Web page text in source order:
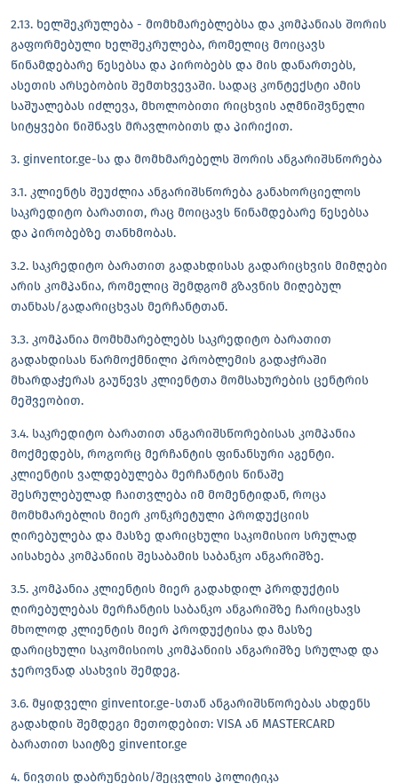
2.13. ხელშეკრულება - მომხმარებლებსა და კომპანიას შორის
გაფორმებული ხელშეკრულება, რომელიც მოიცავს
წინამდებარე წესებსა და პირობებს და მის დანართებს,
ასეთის არსებობის შემთხვევაში. სადაც კონტექსტი ამის
საშუალებას იძლევა, მხოლობითი რიცხვის აღმნიშვნელი
სიტყვები ნიშნავს მრავლობითს და პირიქით.
3. ginventor.ge-სა და მომხმარებელს შორის ანგარიშსწორება
3.1. კლიენტს შეუძლია ანგარიშსწორება განახორციელოს
საკრედიტო ბარათით, რაც მოიცავს წინამდებარე წესებსა
და პირობებზე თანხმობას.
3.2. საკრედიტო ბარათით გადახდისას გადარიცხვის მიმღები
არის კომპანია, რომელიც შემდგომ გზავნის მიღებულ
თანხას/გადარიცხვას მერჩანტთან.
3.3. კომპანია მომხმარებლებს საკრედიტო ბარათით
გადახდისას წარმოქმნილი პრობლემის გადაჭრაში
მხარდაჭერას გაუწევს კლიენტთა მომსახურების ცენტრის
მეშვეობით.
3.4. საკრედიტო ბარათით ანგარიშსწორებისას კომპანია
მოქმედებს, როგორც მერჩანტის ფინანსური აგენტი.
კლიენტის ვალდებულება მერჩანტის წინაშე
შესრულებულად ჩაითვლება იმ მომენტიდან, როცა
მომხმარებლის მიერ კონკრეტული პროდუქციის
ღირებულება და მასზე დარიცხული საკომისიო სრულად
აისახება კომპანიის შესაბამის საბანკო ანგარიშზე.
3.5. კომპანია კლიენტის მიერ გადახდილ პროდუქტის
ღირებულებას მერჩანტის საბანკო ანგარიშზე ჩარიცხავს
მხოლოდ კლიენტის მიერ პროდუქტისა და მასზე
დარიცხული საკომისიოს კომპანიის ანგარიშზე სრულად და
ჯეროვნად ასახვის შემდეგ.
3.6. მყიდველი ginventor.ge-სთან ანგარიშსწორებას ახდენს
გადახდის შემდეგი მეთოდებით: VISA ან MASTERCARD
ბარათით საიტზე ginventor.ge
4. ნივთის დაბრუნების/შეცვლის პოლიტიკა